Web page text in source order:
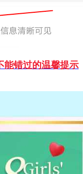
错过的温馨提示